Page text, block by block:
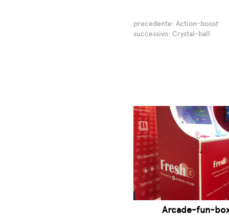
precedente: Action-boost
successivo: Crystal-ball
Arcade-fun-